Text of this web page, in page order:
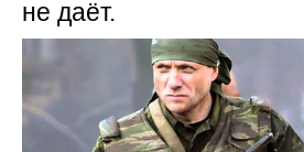
не даёт.